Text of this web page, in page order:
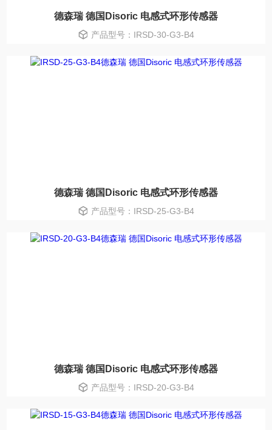
德森瑞 德国Disoric 电感式环形传感器
产品型号：IRSD-30-G3-B4
德森瑞 德国Disoric 电感式环形传感器
产品型号：IRSD-25-G3-B4
德森瑞 德国Disoric 电感式环形传感器
产品型号：IRSD-20-G3-B4